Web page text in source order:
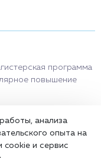
программа
повышение
анализа
опыта на
cookie и сервис